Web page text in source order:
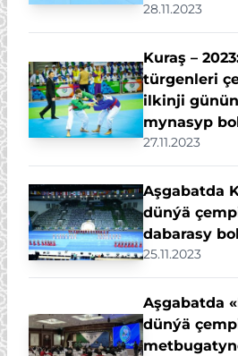
28.11.2023
Kuraş –
türgenleri
ilkinji
mynasyp
27.11.2023
Aşgabatda
dünýä
dabarasy
25.11.2023
Aşgabatda
dünýä